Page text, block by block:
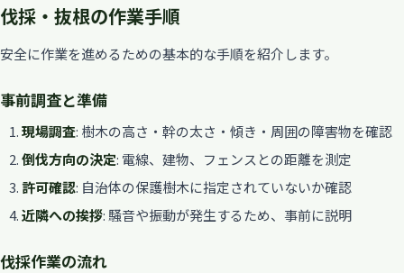
伐採・抜根の作業手順
安全に作業を進めるための基本的な手順を紹介します。
事前調査と準備
現場調査: 樹木の高さ・幹の太さ・傾き・周囲の障害物を確認
倒伐方向の決定: 電線、建物、フェンスとの距離を測定
許可確認: 自治体の保護樹木に指定されていないか確認
近隣への挨拶: 騒音や振動が発生するため、事前に説明
伐採作業の流れ